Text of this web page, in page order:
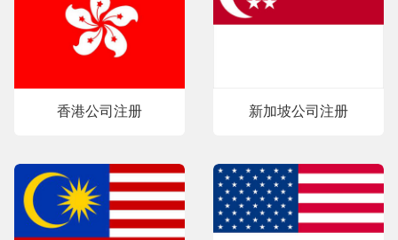
香港公司注册 新加坡公司注册